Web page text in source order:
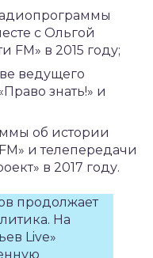
с Ольгой
FM» в 2015 году;
ведущего
знать!» и
об истории
и телепередачи
в 2017 году.
продолжает
На
Live»